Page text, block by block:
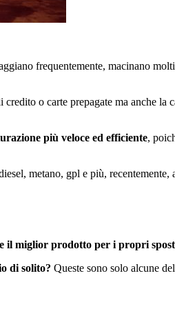
frequentemente, macinano
credito o carte prepagate ma anche la
più veloce ed efficiente,
metano, gpl e più,
il miglior prodotto per i propri
di solito? Queste sono solo alcune